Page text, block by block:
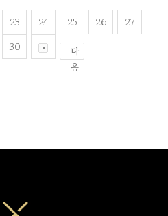
23 24 25 26
27
30
다
음